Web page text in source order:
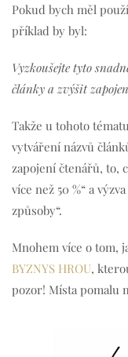
Pokud bych měl
příklad by byl:
Vyzkoušejte tyto
články a zvýšit
Takže u tohoto
vytváření názvů
zapojení čtenářů, to,
více než 50 %“ a
způsoby“.
Mnohem více o tom,
BYZNYS HROU,
pozor! Místa pomalu